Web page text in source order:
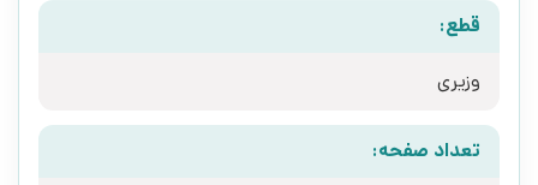
قطع:
وزیری
تعداد صفحه: